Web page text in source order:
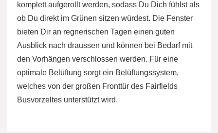
komplett aufgerollt werden, sodass Du Dich fühlst als
ob Du direkt im Grünen sitzen würdest. Die Fenster
bieten Dir an regnerischen Tagen einen guten
Ausblick nach draussen und können bei Bedarf mit
den Vorhängen verschlossen werden. Für eine
optimale Belüftung sorgt ein Belüftungssystem,
welches von der großen Fronttür des Fairfields
Busvorzeltes unterstützt wird.